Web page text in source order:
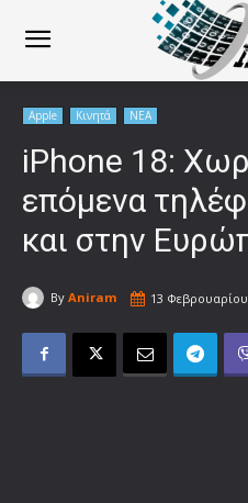
Apple Κινητά ΝΕΑ
iPhone 18:
επόμενα
και στην
By Aniram 13